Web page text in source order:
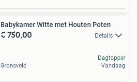
Babykamer Witte met Houten Poten
€ 750,00 Details
Gronsveld
Dagtopper
Vandaag